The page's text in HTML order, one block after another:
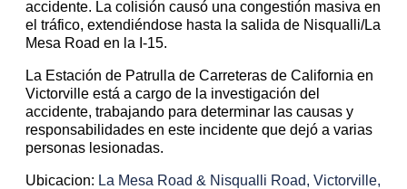
accidente. La colisión causó una congestión masiva en
el tráfico, extendiéndose hasta la salida de Nisqualli/La
Mesa Road en la I-15.
La Estación de Patrulla de Carreteras de California en
Victorville está a cargo de la investigación del
accidente, trabajando para determinar las causas y
responsabilidades en este incidente que dejó a varias
personas lesionadas.
Ubicacion: La Mesa Road & Nisqualli Road, Victorville,